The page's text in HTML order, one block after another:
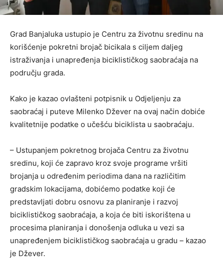
Grad Banjaluka ustupio je Centru za životnu sredinu na
korišćenje pokretni brojač bicikala s ciljem daljeg
istraživanja i unapređenja biciklističkog saobraćaja na
području grada.
Kako je kazao ovlašteni potpisnik u Odjeljenju za
saobraćaj i puteve Milenko Džever na ovaj način dobiće
kvalitetnije podatke o učešću biciklista u saobraćaju.
– Ustupanjem pokretnog brojača Centru za životnu
sredinu, koji će zapravo kroz svoje programe vršiti
brojanja u određenim periodima dana na različitim
gradskim lokacijama, dobićemo podatke koji će
predstavljati dobru osnovu za planiranje i razvoj
biciklističkog saobraćaja, a koja će biti iskorištena u
procesima planiranja i donošenja odluka u vezi sa
unapređenjem biciklističkog saobraćaja u gradu – kazao
je Džever.